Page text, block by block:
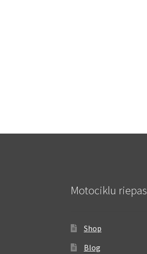
Motociklu riepas
Shop
Blog